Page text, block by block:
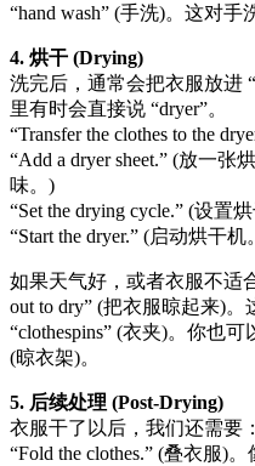
“hand wash” (手洗)。这对
4. 烘干 (Drying)
洗完后，通常会把衣服放进
里有时会直接说 “dryer”。
“Transfer the clothes to the
“Add a dryer sheet.” (放一
味。)
“Set the drying cycle.” (设置
“Start the dryer.” (启动烘干机
如果天气好，或者衣服不适
out to dry” (把衣服晾起来)。
“clothespins” (衣夹)。你也可
(晾衣架)。
5. 后续处理 (Post-Drying)
衣服干了以后，我们还需要：
“Fold the clothes.” (叠衣服)